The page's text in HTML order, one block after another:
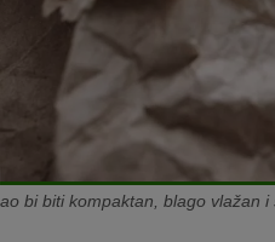
bi biti kompaktan, blago vlažan i